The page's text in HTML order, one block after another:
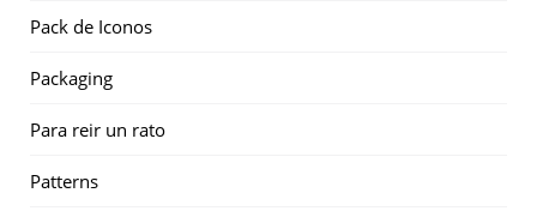
Pack de Iconos
Packaging
Para reir un rato
Patterns